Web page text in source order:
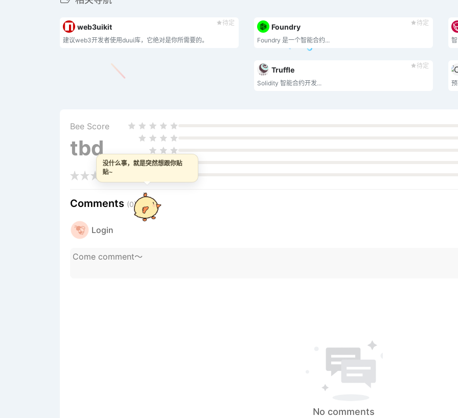
待定
web3uikit
建议web3开发者使用duui库，它绝对是你所需要的。
待定
Foundry
Foundry 是一个智能合约...
待定
Truffle
Solidity 智能合约开发...
Bee Score
tbd
Comments (0)
Login
No comments
没什么事，就是突然想跟你贴
贴~